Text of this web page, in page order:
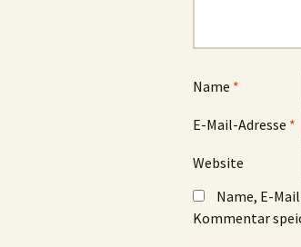
Name *
E-Mail-Adresse *
Website
Name, E-
Kommentar